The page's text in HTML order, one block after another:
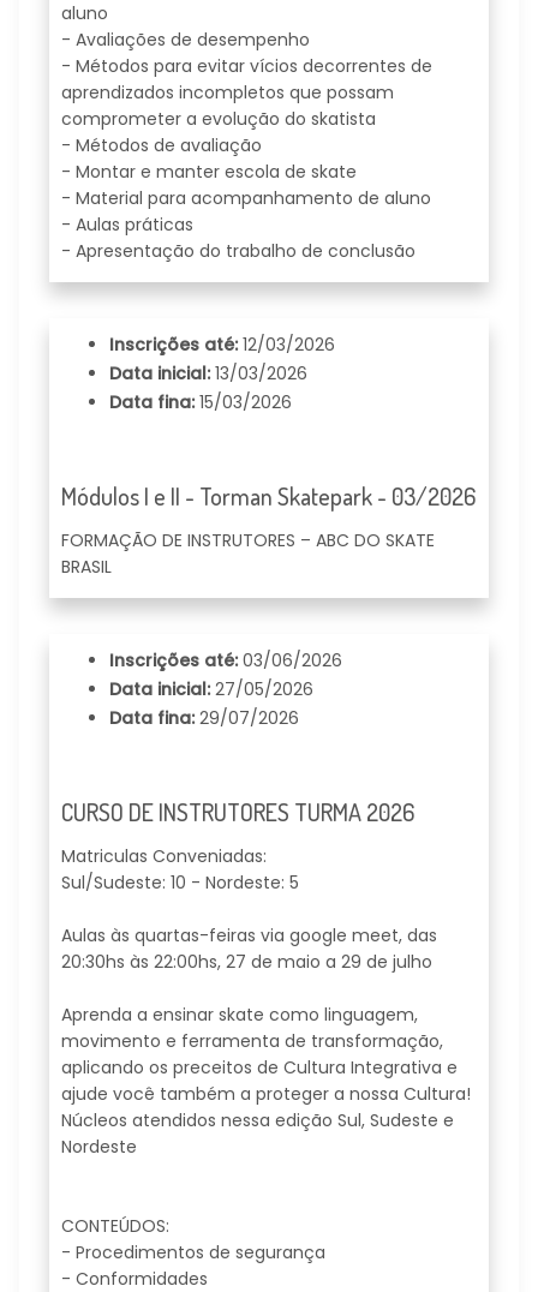
aluno
- Avaliações de desempenho
- Métodos para evitar vícios decorrentes de
aprendizados incompletos que possam
comprometer a evolução do skatista
- Métodos de avaliação
- Montar e manter escola de skate
- Material para acompanhamento de aluno
- Aulas práticas
- Apresentação do trabalho de conclusão
Inscrições até: 12/03/2026
Data inicial: 13/03/2026
Data fina: 15/03/2026
Módulos I e II - Torman Skatepark - 03/2026
FORMAÇÃO DE INSTRUTORES – ABC DO SKATE
BRASIL
Inscrições até: 03/06/2026
Data inicial: 27/05/2026
Data fina: 29/07/2026
CURSO DE INSTRUTORES TURMA 2026
Matriculas Conveniadas:
Sul/Sudeste: 10 - Nordeste: 5
Aulas às quartas-feiras via google meet, das
20:30hs às 22:00hs, 27 de maio a 29 de julho
Aprenda a ensinar skate como linguagem,
movimento e ferramenta de transformação,
aplicando os preceitos de Cultura Integrativa e
ajude você também a proteger a nossa Cultura!
Núcleos atendidos nessa edição Sul, Sudeste e
Nordeste
CONTEÚDOS:
- Procedimentos de segurança
- Conformidades